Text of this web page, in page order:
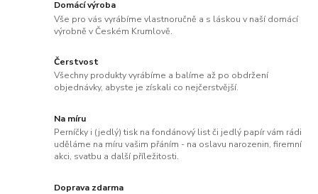
Domácí výroba
Vše pro vás vyrábíme vlastnoručně a s láskou v naší domácí
výrobně v Českém Krumlově.
Čerstvost
Všechny produkty vyrábíme a balíme až po obdržení
objednávky, abyste je získali co nejčerstvější.
Na míru
Perníčky i (jedlý) tisk na fondánový list či jedlý papír vám rádi
uděláme na míru vašim přáním - na oslavu narozenin, firemní
akci, svatbu a další příležitosti.
Doprava zdarma